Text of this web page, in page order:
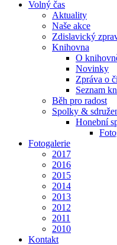
Volný čas
Aktuality
Naše akce
Zdislavický
Knihovna
O
Novinky
Zpráva o
Seznam
Běh pro radost
Spolky &
Honební
Fotogalerie
2017
2016
2015
2014
2013
2012
2011
2010
Kontakt